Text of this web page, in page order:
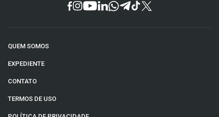
QUEM SOMOS
EXPEDIENTE
CONTATO
TERMOS DE USO